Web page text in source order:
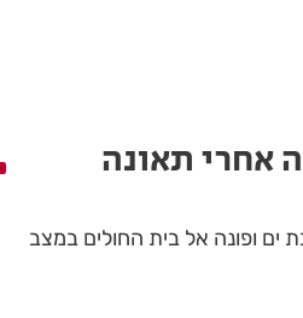
אחרי תאונה
בבת ים ופונה אל בית החולים במצב